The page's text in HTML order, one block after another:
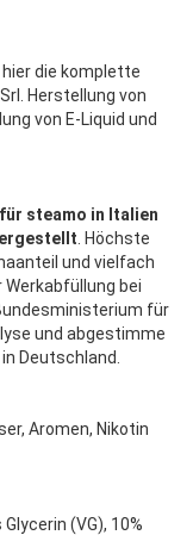
hier die komplette
Herstellung von
von E-Liquid und
für steamo in Italien
. Höchste
und vielfach
bei
für
und abgestimme
Deutschland.
Aromen, Nikotin
(VG), 10%